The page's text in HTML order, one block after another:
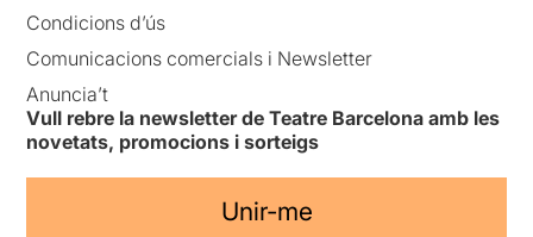
Condicions d’ús
Comunicacions comercials i Newsletter
Anuncia’t
Vull rebre la newsletter de Teatre Barcelona amb les
novetats, promocions i sorteigs
Unir-me